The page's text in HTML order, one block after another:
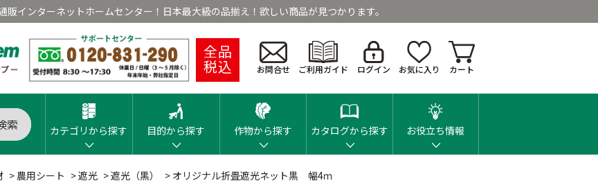
販インターネットホームセンター！日本最大級の品揃え！欲しい商品が見つかります。
全品
税込 お問合せ ご利用ガイド ログイン お気に入り カート
索 カテゴリから探す 目的から探す 作物から探す カタログから探す お役立ち情報
> 農用シート >遮光 >遮光（黒） > オリジナル折畳遮光ネット黒 幅4ｍ